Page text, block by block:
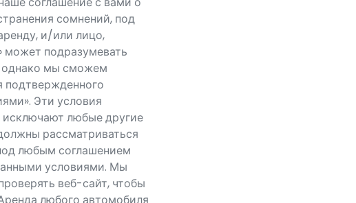
сомнений, под
и/или лицо,
может подразумевать
однако мы сможем
Эти условия
исключают любые другие
рассматриваться
любым соглашением
условиями. Мы
веб-сайт, чтобы